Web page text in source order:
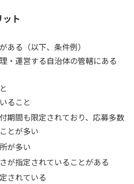
ト
ある（以下、条件例）
・運営する自治体の管轄にある
ること
期間も限定されており、応募多数
とが多い
が多い
が指定されていることがある
されている